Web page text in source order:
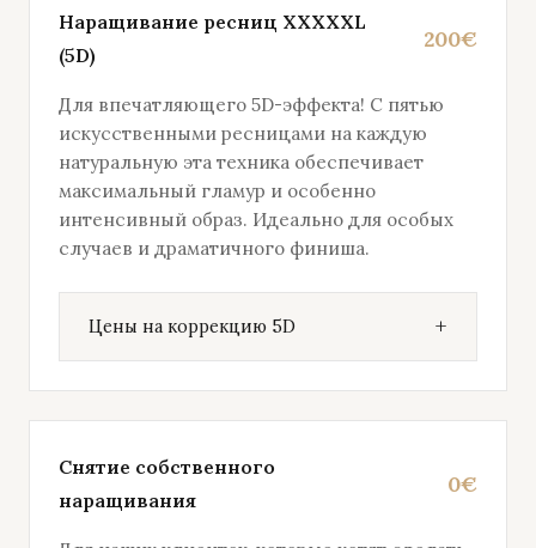
Наращивание ресниц XXXXXL
(5D)
200€
Для впечатляющего 5D-эффекта! С пятью
искусственными ресницами на каждую
натуральную эта техника обеспечивает
максимальный гламур и особенно
интенсивный образ. Идеально для особых
случаев и драматичного финиша.
Цены на коррекцию 5D
Снятие собственного
наращивания
0€